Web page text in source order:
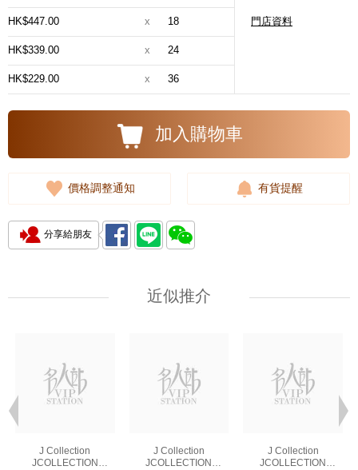
門店資料
HK$447.00 x 18
HK$339.00 x 24
HK$229.00 x 36
加入購物車
價格調整通知 有貨提醒
分享給朋友
近似推介
J Collection
JCOLLECTION
J Collection
JCOLLECTION
J Collection
JCOLLECTION